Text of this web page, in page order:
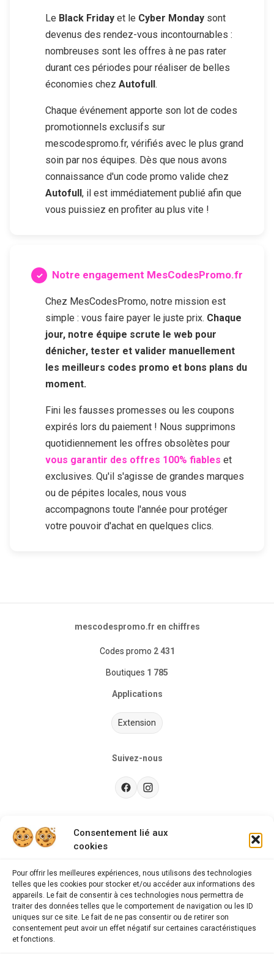
Consentement lié aux
cookies
Pour offrir les meilleures expériences, nous utilisons des technologies
telles que les cookies pour stocker et/ou accéder aux informations des
appareils. Le fait de consentir à ces technologies nous permettra de
traiter des données telles que le comportement de navigation ou les ID
uniques sur ce site. Le fait de ne pas consentir ou de retirer son
consentement peut avoir un effet négatif sur certaines caractéristiques
et fonctions.
Le Black Friday et le Cyber Monday sont
devenus des rendez-vous incontournables :
nombreuses sont les offres à ne pas rater
durant ces périodes pour réaliser de belles
économies chez Autofull.
Chaque événement apporte son lot de codes
promotionnels exclusifs sur
mescodespromo.fr, vérifiés avec le plus grand
soin par nos équipes. Dès que nous avons
connaissance d'un code promo valide chez
Autofull, il est immédiatement publié afin que
vous puissiez en profiter au plus vite !
Notre engagement MesCodesPromo.fr
Chez MesCodesPromo, notre mission est
simple : vous faire payer le juste prix. Chaque
jour, notre équipe scrute le web pour
dénicher, tester et valider manuellement
les meilleurs codes promo et bons plans du
moment.
Fini les fausses promesses ou les coupons
expirés lors du paiement ! Nous supprimons
quotidiennement les offres obsolètes pour
vous garantir des offres 100% fiables et
exclusives. Qu'il s'agisse de grandes marques
ou de pépites locales, nous vous
accompagnons toute l'année pour protéger
votre pouvoir d'achat en quelques clics.
mescodespromo.fr en chiffres
Codes promo 2 431
Boutiques 1 785
Applications
Extension
Suivez-nous
FAQ
Mentions légales
Politique de confidentialité